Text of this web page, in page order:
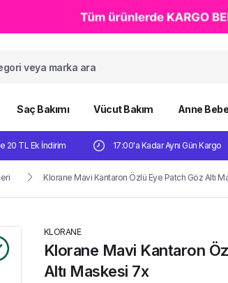
Saç Bakımı Vücut Bakım Anne
20 TL Ek İndirim 17:00'a Kadar Aynı Gün Kargo
Klorane Mavi Kantaron Özlü Eye Patch Göz Altı
KLORANE
Klorane Mavi Kantaron
Altı Maskesi 7x